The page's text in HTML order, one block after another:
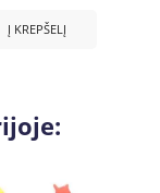
Į KREPŠELĮ